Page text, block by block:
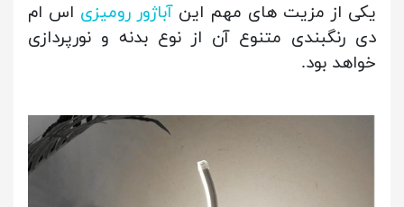
یکی از مزیت های مهم اینآباژور رومیزی اس ام
دی رنگبندی متنوع آن از نوع بدنه و نورپردازی
خواهد بود.